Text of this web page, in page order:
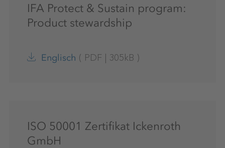
IFA Protect & Sustain program:
Product stewardship
Englisch ( PDF | 305kB )
ISO 50001 Zertifikat Ickenroth
GmbH